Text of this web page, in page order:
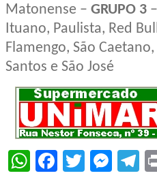
Matonense – GRUPO 3
Ituano, Paulista, Red
Flamengo, São
Santos e São José
WhatsApp
Facebook
Twitter